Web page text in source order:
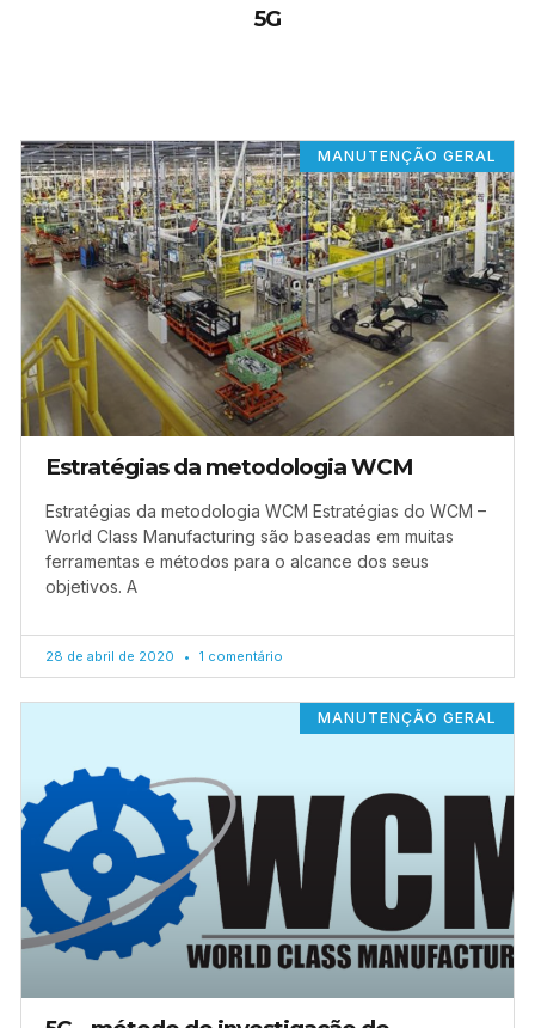
5G
MANUTENÇÃO GERAL
Estratégias da metodologia WCM
Estratégias da metodologia WCM Estratégias do WCM –
World Class Manufacturing são baseadas em muitas
ferramentas e métodos para o alcance dos seus
objetivos. A
28 de abril de 2020 1 comentário
MANUTENÇÃO GERAL